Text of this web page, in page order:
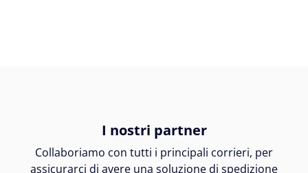
I nostri partner
Collaboriamo con tutti i principali corrieri, per
assicurarci di avere una soluzione di spedizione